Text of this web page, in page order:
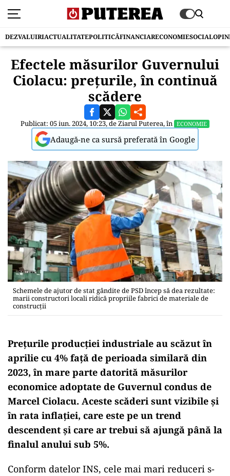
DEZVALUIRIACTUALITATEPOLITICĂFINANCIARECONOMIESOCIAL
Efectele măsurilor Guvernului
Ciolacu: prețurile, în continuă
scădere
Publicat: 05 iun. 2024, 10:23, deZiarul Puterea, în ECONOMIE
Adaugă-ne ca sursă preferată în Google
Schemele de ajutor de stat gândite de PSD încep să dea rezultate:
marii constructori locali ridică propriile fabrici de materiale de
construcții
Prețurile producției industriale au scăzut în
aprilie cu 4% față de perioada similară din
2023, în mare parte datorită măsurilor
economice adoptate de Guvernul condus de
Marcel Ciolacu. Aceste scăderi sunt vizibile și
în rata inflației, care este pe un trend
descendent și care ar trebui să ajungă până la
finalul anului sub 5%.
Conform datelor INS, cele mai mari reduceri s-